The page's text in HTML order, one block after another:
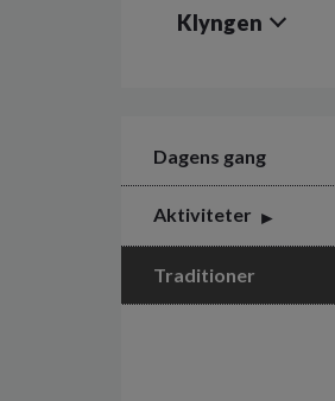
Klyngen
Dagens gang
Aktiviteter
Traditioner